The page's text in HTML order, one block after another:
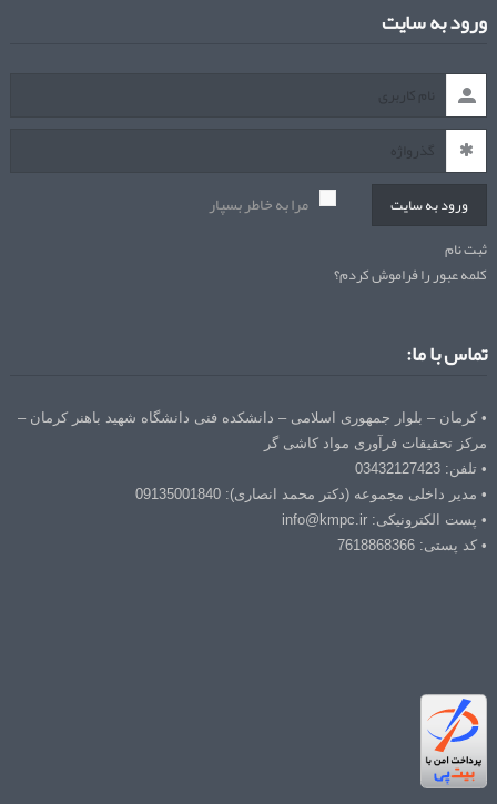
ورود به سایت
ورود به سایت مرا به خاطر بسپار
ثبت نام
کلمه عبور را فراموش کردم؟
تماس با ما:
• کرمان – بلوار جمهوری اسلامی – دانشکده فنی دانشگاه شهید باهنر کرمان –
مرکز تحقیقات فرآوری مواد کاشی گر
• تلفن: 03432127423
• مدیر داخلی مجموعه (دکتر محمد انصاری): 09135001840
• پست الکترونیکی: info@kmpc.ir
• کد پستی: 7618868366